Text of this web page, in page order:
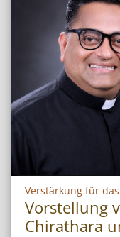
Verstärkung für
Vorstellung
Chirathara